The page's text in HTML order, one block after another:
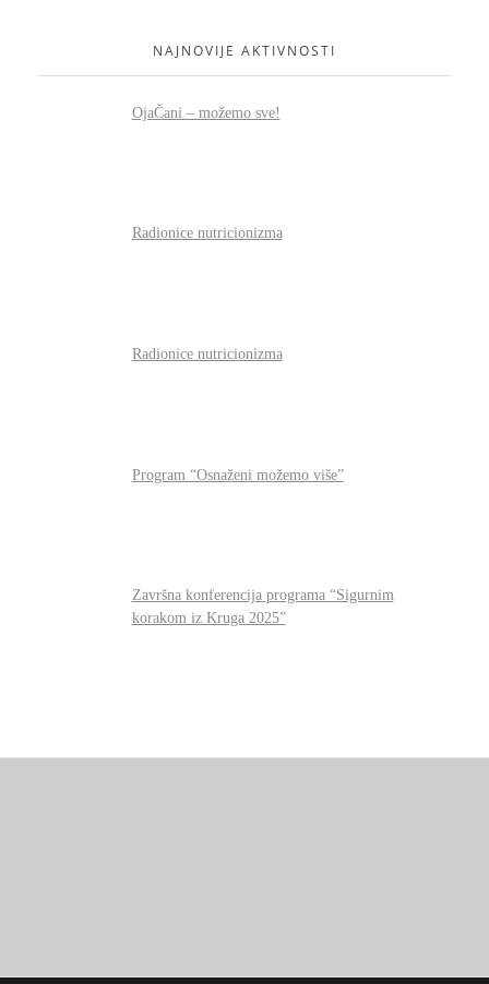
NAJNOVIJE AKTIVNOSTI
OjaČani – možemo sve!
Radionice nutricionizma
Radionice nutricionizma
Program “Osnaženi možemo više”
Završna konferencija programa “Sigurnim
korakom iz Kruga 2025”